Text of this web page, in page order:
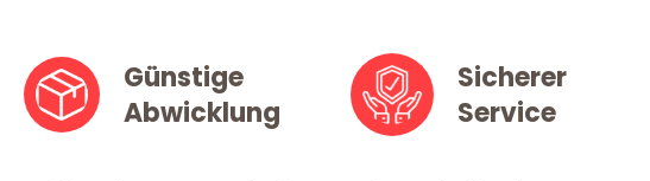
Günstige
Abwicklung
Sicherer
Service